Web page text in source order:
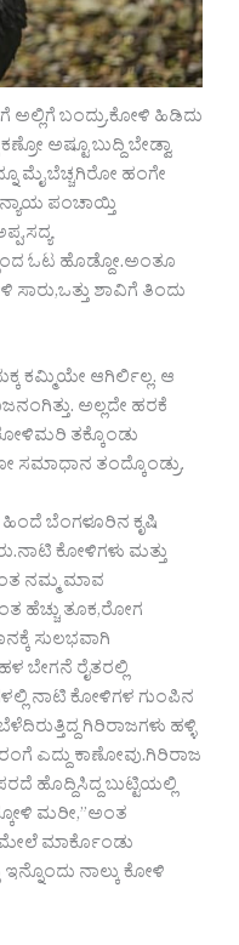
ಅಲ್ಲಿಗೆ ಬಂದ್ರು.ಕೋಳಿ ಹಿಡಿದು
ಅಷ್ಟೂ ಬುದ್ದಿ ಬೇಡ್ವಾ
ಮೈ ಬೆಚ್ಚಗಿರೋ ಹಂಗೇ
ಪಂಚಾಯ್ತಿ
ಓಟ ಹೊಡ್ದೋ.ಅಂತೂ
ಶಾವಿಗೆ ತಿಂದು
ಕಮ್ಮಿಯೇ ಆಗಿರ್ಲಿಲ್ಲ. ಆ
ಅಲ್ಲದೇ ಹರಕೆ
ತಕ್ಕೊಂಡು
ಸಮಾಧಾನ ತಂದ್ಕೊಂಡ್ರು.
ಹಿಂದೆ ಬೆಂಗಳೂರಿನ ಕೃಷಿ
ಕೋಳಿಗಳು ಮತ್ತು
ನಮ್ಮ ಮಾವ
ಹೆಚ್ಚು ತೂಕ,ರೋಗ
ಸುಲಭವಾಗಿ
ಬೇಗನೆ ರೈತರಲ್ಲಿ
ನಾಟಿ ಕೋಳಿಗಳ ಗುಂಪಿನ
ಗಿರಿರಾಜಗಳು ಹಳ್ಳಿ
ಎದ್ದು ಕಾಣೋವು.ಗಿರಿರಾಜ
ಹೊದ್ದಿಸಿದ್ದ ಬುಟ್ಟಿಯಲ್ಲಿ
ಮರೀ,”ಅಂತ
ಮೇಲೆ ಮಾರ್ಕೊಂಡು
ನಾಲ್ಕು ಕೋಳಿ